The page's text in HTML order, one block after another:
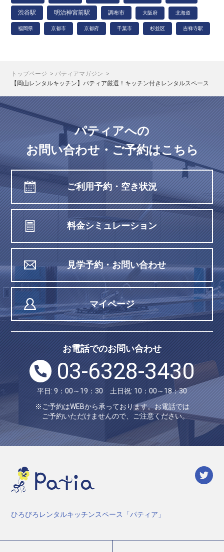
渋谷駅 明治神宮前駅 調布市 大阪府 北海道
福岡県 京都市 京都府 千葉市 杉並区 吉祥寺駅
トップページ
パティアマガジン
【岡山レンタルキッチン】パティア厳選！キッチン付きレンタルスペース
パティアへの
お問い合わせ・ご予約はこちら
ご利用予約・空き状況
料金シミュレーション
見学予約・お問い合わせ
マイページ
お電話でのお問い合わせ
03-6328-3430
平日: 9：00～19：30 土日祝: 10：00～18：30
※ご予約はWEBから承っております。お電話では
ご予約いただけませんので、ご注意ください。
ひろびろレンタルキッチンスペース「パティア」